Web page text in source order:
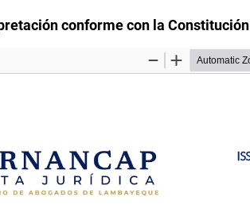
artículo conforme con la Constitución